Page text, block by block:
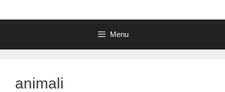
Menu
animali